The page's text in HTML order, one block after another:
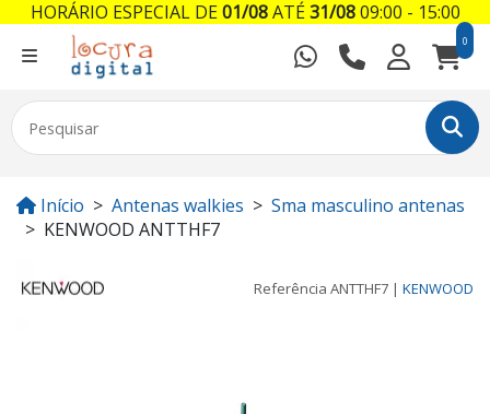
0
Início Antenas walkies
Sma masculino antenas
KENWOOD ANTTHF7
Referência ANTTHF7 | KENWOOD
HORÁRIO ESPECIAL DE01/08ATÉ31/0809:00 - 15:00